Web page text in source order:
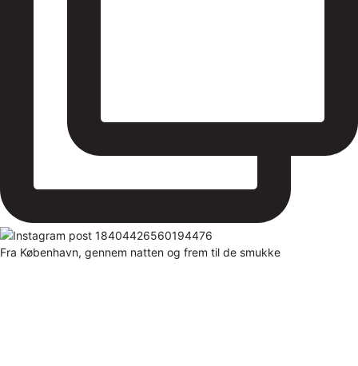
Fra København, gennem natten og frem til de smukke